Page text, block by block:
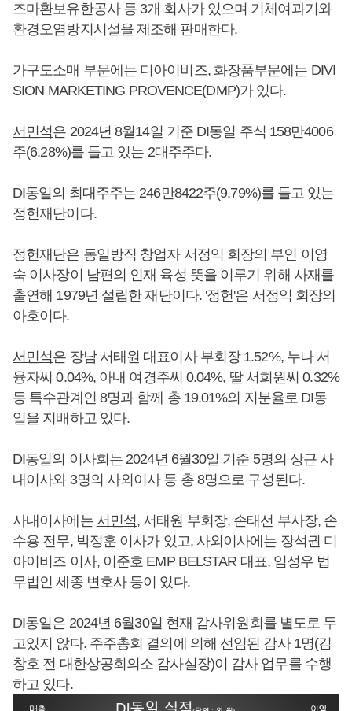
즈마환보유한공사 등 3개 회사가 있으며 기체여과기와
환경오염방지시설을 제조해 판매한다.
가구도소매 부문에는 디아이비즈, 화장품부문에는 DIVI
SION MARKETING PROVENCE(DMP)가 있다.
서민석은 2024년 8월14일 기준 DI동일 주식 158만4006
주(6.28%)를 들고 있는 2대주주다.
DI동일의 최대주주는 246만8422주(9.79%)를 들고 있는
정헌재단이다.
정헌재단은 동일방직 창업자 서정익 회장의 부인 이영
숙 이사장이 남편의 인재 육성 뜻을 이루기 위해 사재를
출연해 1979년 설립한 재단이다. '정헌'은 서정익 회장의
아호이다.
서민석은 장남 서태원 대표이사 부회장 1.52%, 누나 서
융자씨 0.04%, 아내 여경주씨 0.04%, 딸 서희원씨 0.32%
등 특수관계인 8명과 함께 총 19.01%의 지분율로 DI동
일을 지배하고 있다.
DI동일의 이사회는 2024년 6월30일 기준 5명의 상근 사
내이사와 3명의 사외이사 등 총 8명으로 구성된다.
사내이사에는 서민석, 서태원 부회장, 손태선 부사장, 손
수용 전무, 박정훈 이사가 있고, 사외이사에는 장석권 디
아이비즈 이사, 이준호 EMP BELSTAR 대표, 임성우 법
무법인 세종 변호사 등이 있다.
DI동일은 2024년 6월30일 현재 감사위원회를 별도로 두
고있지 않다. 주주총회 결의에 의해 선임된 감사 1명(김
창호 전 대한상공회의소 감사실장)이 감사 업무를 수행
하고 있다.